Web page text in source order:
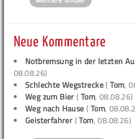
Neue Kommentare
Notbremsung in der letzten
08.08.26)
Schlechte Wegstrecke (Tom,
Weg zum Bier (Tom, 08.08.26)
Weg nach Hause ( Tom,
Geisterfahrer (Tom, 08.08.26)